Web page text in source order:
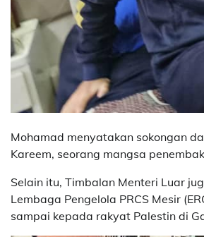
Mohamad menyatakan sokongan
Kareem, seorang mangsa
Selain itu, Timbalan Menteri Luar
Lembaga Pengelola PRCS Mesir
sampai kepada rakyat Palestin di